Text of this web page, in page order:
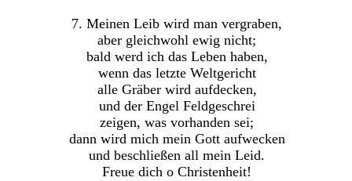
7. Meinen Leib wird man vergraben,
aber gleichwohl ewig nicht;
bald werd ich das Leben haben,
wenn das letzte Weltgericht
alle Gräber wird aufdecken,
und der Engel Feldgeschrei
zeigen, was vorhanden sei;
dann wird mich mein Gott aufwecken
und beschließen all mein Leid.
Freue dich o Christenheit!